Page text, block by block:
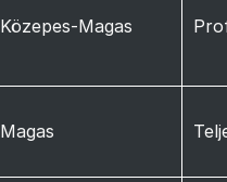
Közepes-Magas
Magas